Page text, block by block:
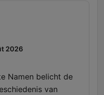
2026
Namen belicht de
van